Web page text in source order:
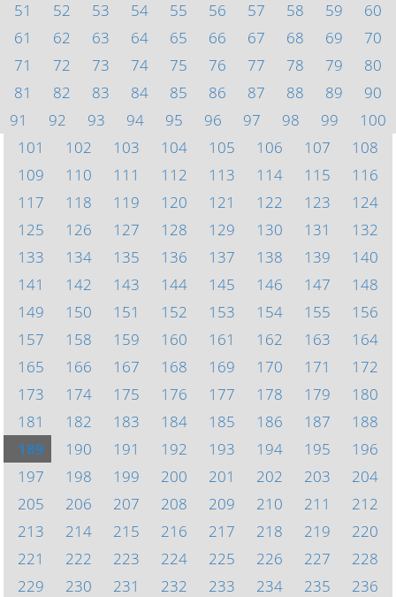
51
52 53 54 55 56 57 58 59
60
61
62 63 64 65 66 67 68 69
70
71
72 73 74 75 76 77 78 79
80
81
82 83 84 85 86 87 88 89
90
91
92 93 94 95 96 97 98 99
100
101
102 103 104 105 106 107
108
109
110 111 112 113 114 115
116
117
118 119 120 121 122 123
124
125
126 127 128 129 130 131
132
133
134 135 136 137 138 139
140
141
142 143 144 145 146 147
148
149
150 151 152 153 154 155
156
157
158 159 160 161 162 163
164
165
166 167 168 169 170 171
172
173
174 175 176 177 178 179
180
181
182 183 184 185 186 187
188
189
190 191 192 193 194 195
196
197
198 199 200 201 202 203
204
205
206 207 208 209 210 211
212
213
214 215 216 217 218 219
220
221
222 223 224 225 226 227
228
229
230 231 232 233 234 235
236